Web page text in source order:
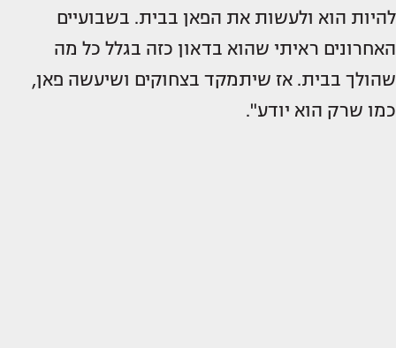
להיות הוא ולעשות את הפאן בבית. בשבועיים
האחרונים ראיתי שהוא בדאון כזה בגלל כל מה
שהולך בבית. אז שיתמקד בצחוקים ושיעשה פאן,
כמו שרק הוא יודע".